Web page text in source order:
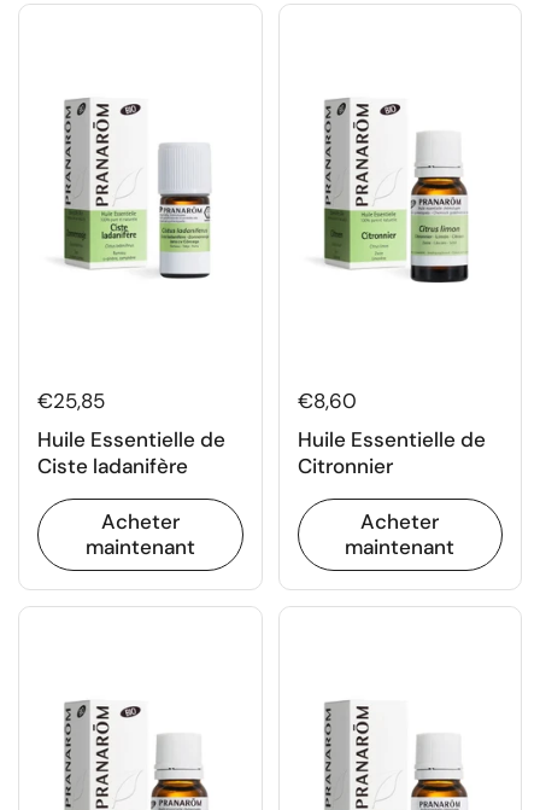
€25,85
Huile Essentielle de
Ciste ladanifère
Acheter
maintenant
€8,60
Huile Essentielle de
Citronnier
Acheter
maintenant